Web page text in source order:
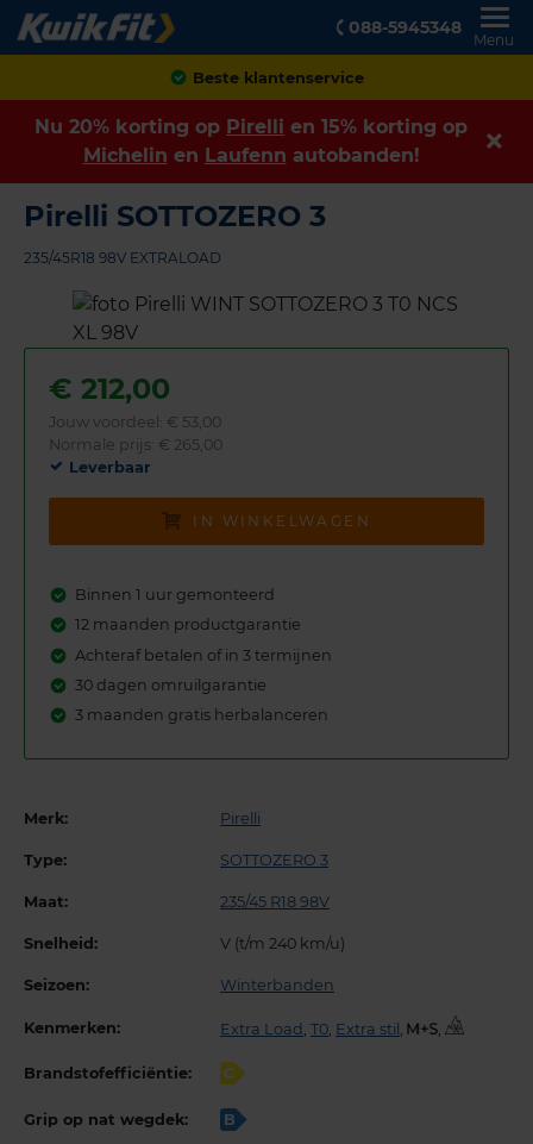
088-5945348
Menu
Achteraf betalen
Nu 20% korting op Pirelli en 15% korting op
Michelin en Laufenn autobanden!
Pirelli SOTTOZERO 3
235/45R18 98V EXTRALOAD
€ 212,00
Jouw voordeel: € 53,00
Normale prijs: € 265,00
Leverbaar
IN WINKELWAGEN
Binnen 1 uur gemonteerd
12 maanden productgarantie
Achteraf betalen of in 3 termijnen
30 dagen omruilgarantie
3 maanden gratis herbalanceren
Merk: Pirelli
Type: SOTTOZERO 3
Maat: 235/45 R18 98V
Snelheid: V (t/m 240 km/u)
Seizoen: Winterbanden
Kenmerken: Extra Load T0 Extra stil ,
Brandstofefficiëntie: C
Grip op nat wegdek: B